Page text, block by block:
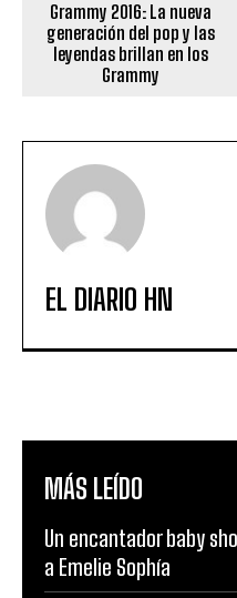
Grammy 2016: La nueva
generación del pop y las
leyendas brillan en los
Grammy
EL DIARIO HN
MÁS LEÍDO
Un encantador baby
a Emelie Sophía